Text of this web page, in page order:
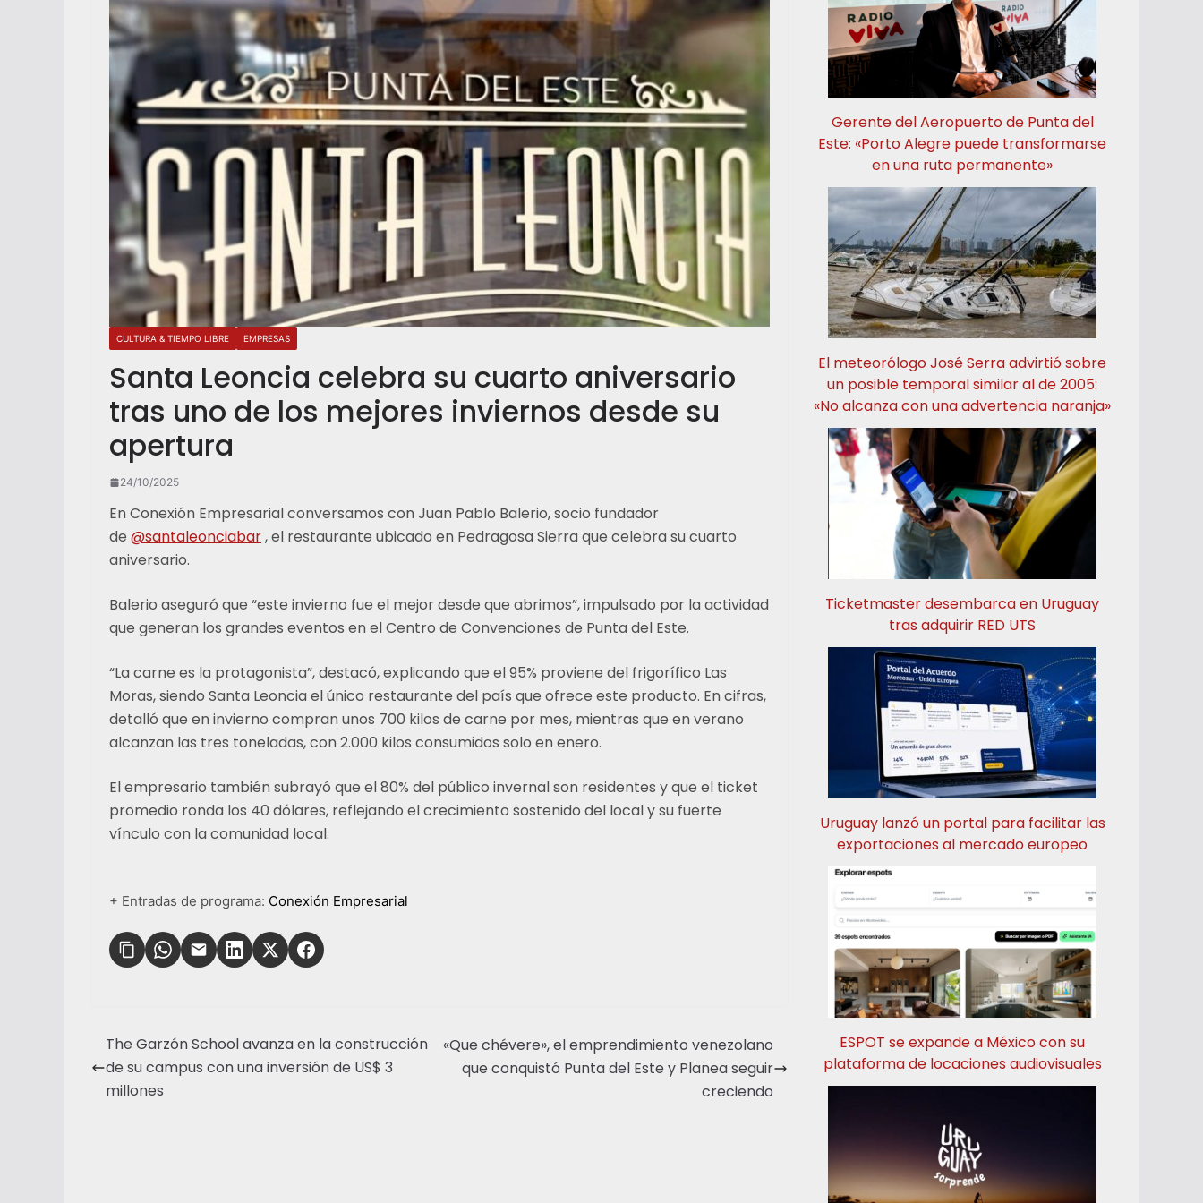
CULTURA & TIEMPO LIBRE EMPRESAS
Santa Leoncia celebra su cuarto aniversario
tras uno de los mejores inviernos desde su
apertura
24/10/2025
En Conexión Empresarial conversamos con Juan Pablo Balerio, socio fundador
de @santaleonciabar, el restaurante ubicado en Pedragosa Sierra que celebra su cuarto
aniversario.
Balerio aseguró que “este invierno fue el mejor desde que abrimos”, impulsado por la actividad
que generan los grandes eventos en el Centro de Convenciones de Punta del Este.
“La carne es la protagonista”, destacó, explicando que el 95% proviene del frigorífico Las
Moras, siendo Santa Leoncia el único restaurante del país que ofrece este producto. En cifras,
detalló que en invierno compran unos 700 kilos de carne por mes, mientras que en verano
alcanzan las tres toneladas, con 2.000 kilos consumidos solo en enero.
El empresario también subrayó que el 80% del público invernal son residentes y que el ticket
promedio ronda los 40 dólares, reflejando el crecimiento sostenido del local y su fuerte
vínculo con la comunidad local.
+ Entradas de programa: Conexión Empresarial
The Garzón School avanza en la construcción
de su campus con una inversión de US$ 3
millones
«Que chévere», el emprendimiento venezolano
que conquistó Punta del Este y Planea seguir
creciendo
Gerente del Aeropuerto de Punta del
Este: «Porto Alegre puede transformarse
en una ruta permanente»
El meteorólogo José Serra advirtió sobre
un posible temporal similar al de 2005:
«No alcanza con una advertencia naranja»
Ticketmaster desembarca en Uruguay
tras adquirir RED UTS
Uruguay lanzó un portal para facilitar las
exportaciones al mercado europeo
ESPOT se expande a México con su
plataforma de locaciones audiovisuales